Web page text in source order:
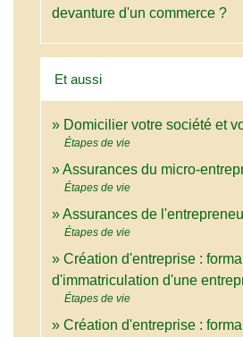
devanture d'un commerce ?
Et aussi
Domicilier votre société et
Étapes de vie
Assurances du micro-
Étapes de vie
Assurances de
Étapes de vie
Création d'entreprise :
d'immatriculation d'une
Étapes de vie
Création d'entreprise :